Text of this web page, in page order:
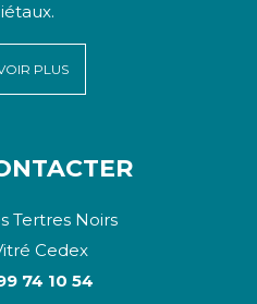
PLUS
Tertres Noirs
Cedex
74 10 54